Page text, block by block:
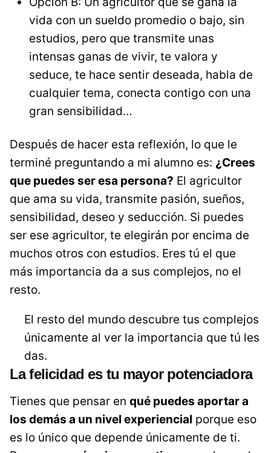
vida con un sueldo promedio o bajo, sin
estudios, pero que transmite unas
intensas ganas de vivir, te valora y
seduce, te hace sentir deseada, habla de
cualquier tema, conecta contigo con una
gran sensibilidad…
Después de hacer esta reflexión, lo que le
terminé preguntando a mi alumno es: ¿Crees
que puedes ser esa persona? El agricultor
que ama su vida, transmite pasión, sueños,
sensibilidad, deseo y seducción. Si puedes
ser ese agricultor, te elegirán por encima de
muchos otros con estudios. Eres tú el que
más importancia da a sus complejos, no el
resto.
El resto del mundo descubre tus complejos
únicamente al ver la importancia que tú les
das.
La felicidad es tu mayor potenciadora
Tienes que pensar en qué puedes aportar a
los demás a un nivel experiencial porque eso
es lo único que depende únicamente de ti.